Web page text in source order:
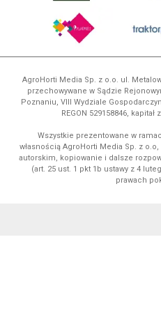
AgroHorti Media Sp. z o.o. ul.
przechowywane w Sądzie
Poznaniu, VIII Wydziale
REGON 529158846, kapitał
Wszystkie prezentowane w
własnością AgroHorti Media Sp. z
autorskim, kopiowanie i dalsze
(art. 25 ust. 1 pkt 1b ustawy z 4
prawach